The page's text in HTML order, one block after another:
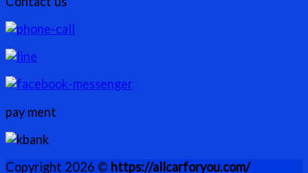
pay ment
Copyright 2026 © https://allcarforyou.com/